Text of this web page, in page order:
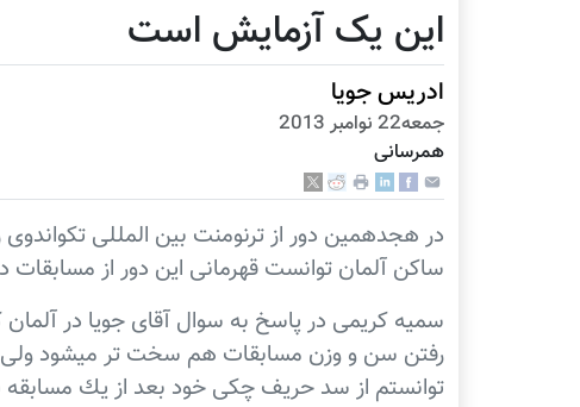
این یک آزمایش است
ادریس جویا
جمعه22 نوامبر 2013
همرسانی
در هجدهمين دور از ترنومنت بين المللى
ساكن آلمان توانست قهرمانى اين دور از مسابقات در وزن ٤٤- كيلو گرم را از
سميه كريمى در پاسخ به سوال آقاى جويا در
رفتن سن و وزن مسابقات هم سخت تر ميشود ولى
توانستم از سد حريف چكى خود بعد از يك